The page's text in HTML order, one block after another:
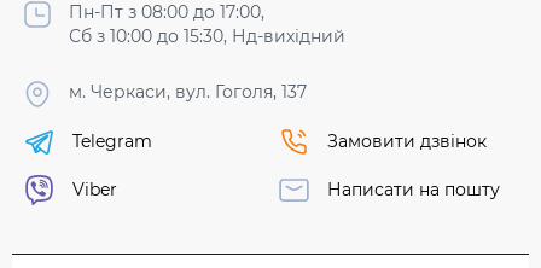
Пн-Пт з 08:00 до 17:00,
Сб з 10:00 до 15:30, Нд-вихідний
м. Черкаси, вул. Гоголя, 137
Telegram
Viber
Замовити дзвінок
Написати на пошту